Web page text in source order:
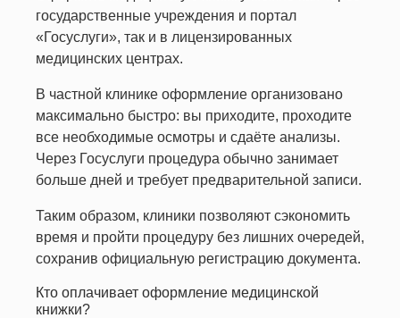
государственные учреждения и портал
«Госуслуги», так и в лицензированных
медицинских центрах.
В частной клинике оформление организовано
максимально быстро: вы приходите, проходите
все необходимые осмотры и сдаёте анализы.
Через Госуслуги процедура обычно занимает
больше дней и требует предварительной записи.
Таким образом, клиники позволяют сэкономить
время и пройти процедуру без лишних очередей,
сохранив официальную регистрацию документа.
Кто оплачивает оформление медицинской
книжки?